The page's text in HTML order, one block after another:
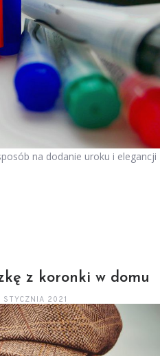
na dodanie uroku i elegancji
z koronki w domu
STYCZNIA 2021